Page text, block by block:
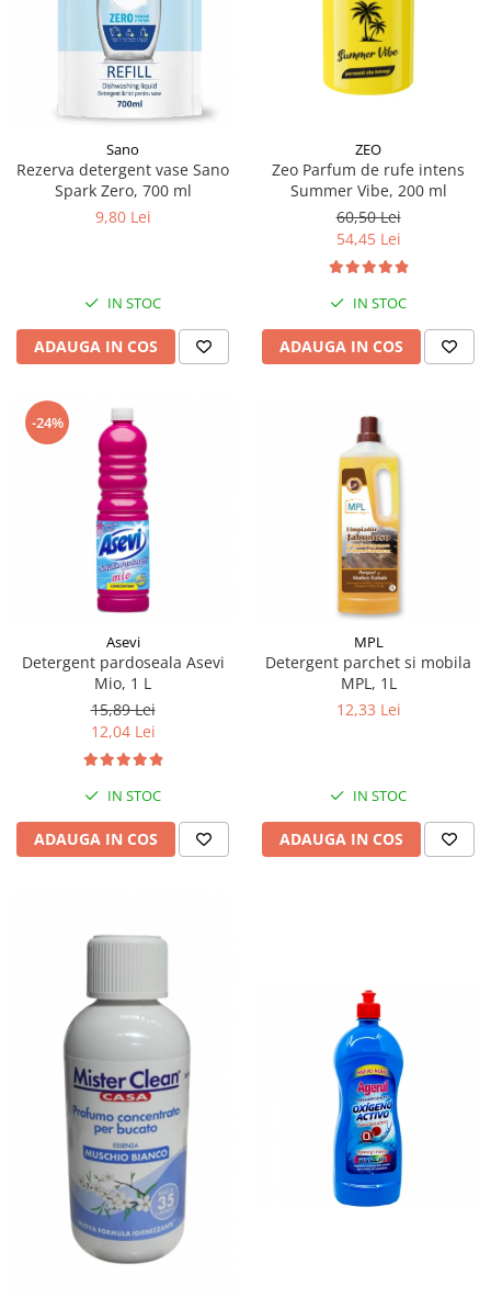
Sano
Rezerva detergent vase Sano
Spark Zero, 700 ml
9,80 Lei
IN STOC
ADAUGA IN COS
ZEO
Zeo Parfum de rufe intens
Summer Vibe, 200 ml
60,50 Lei
54,45 Lei
IN STOC
ADAUGA IN COS
-24%
Asevi
Detergent pardoseala Asevi
Mio, 1 L
15,89 Lei
12,04 Lei
IN STOC
ADAUGA IN COS
MPL
Detergent parchet si mobila
MPL, 1L
12,33 Lei
IN STOC
ADAUGA IN COS